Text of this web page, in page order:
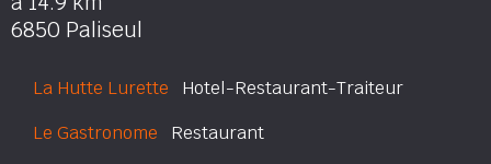
6850 Paliseul
La Hutte Lurette Hotel-Restaurant-Traiteur
Le Gastronome Restaurant